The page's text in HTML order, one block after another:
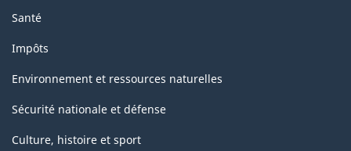
Santé
Impôts
Environnement et ressources naturelles
Sécurité nationale et défense
Culture, histoire et sport